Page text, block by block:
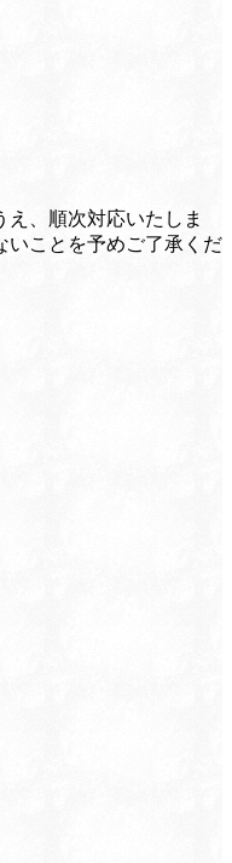
、順次対応いたしま
いことを予めご了承くだ